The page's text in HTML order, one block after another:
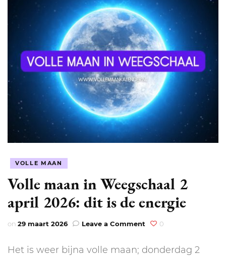
VOLLE MAAN
Volle maan in Weegschaal 2
april 2026: dit is de energie
on 29 maart 2026 Leave a Comment on
in
0
Het is weer bijna volle maan; donderdag 2